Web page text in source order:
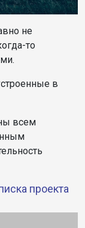
не
то
в
всем
проекта